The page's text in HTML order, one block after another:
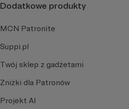
Dodatkowe produkty
MCN Patronite
Suppi.pl
Twój sklep z gadżetami
Zniżki dla Patronów
Projekt AI